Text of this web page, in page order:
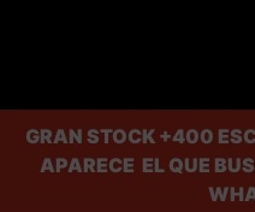
GRAN STOCK+400
APARECE EL QUE